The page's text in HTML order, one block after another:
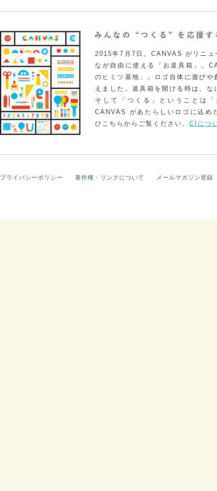
2015年7月7日。CANVAS がリニュ
なが自由に使える「お道具箱」。
のヒミツ基地」。ロゴ自体に遊び
えました。道具箱を開ける時は、
そして「つくる」ということは
CANVAS があたらしいロゴに込め
ひこちらからご覧ください。 CIにつ
プライバシーポリシー 著作権・リンクについて メールマガジン登録